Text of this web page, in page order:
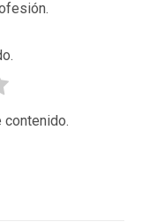
contenido.